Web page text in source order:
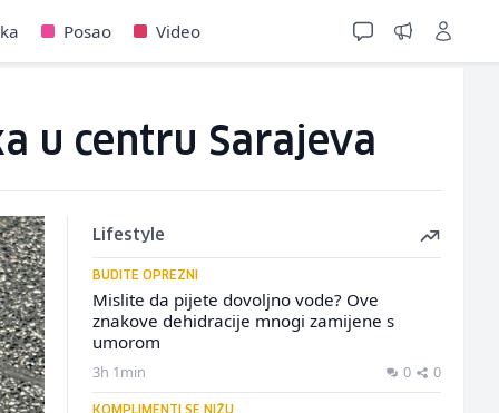
Posao Video
u centru Sarajeva
Lifestyle
BUDITE OPREZNI
Mislite da pijete dovoljno vode? Ove
znakove dehidracije mnogi zamijene s
umorom
3h 1min 0 0
KOMPLIMENTI SE NIŽU